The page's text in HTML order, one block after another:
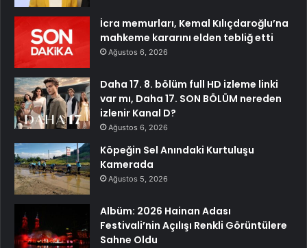
İcra memurları, Kemal Kılıçdaroğlu’na
mahkeme kararını elden tebliğ etti
Ağustos 6, 2026
Daha 17. 8. bölüm full HD izleme linki
var mı, Daha 17. SON BÖLÜM nereden
izlenir Kanal D?
Ağustos 6, 2026
Köpeğin Sel Anındaki Kurtuluşu
Kamerada
Ağustos 5, 2026
Albüm: 2026 Hainan Adası
Festivali’nin Açılışı Renkli Görüntülere
Sahne Oldu